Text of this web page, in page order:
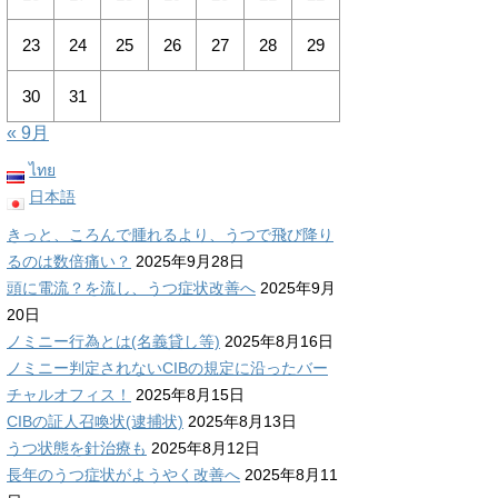
23 24 25 26 27 28 29
30
31
« 9月
ไทย
日本語
きっと、ころんで腫れるより、うつで飛び降り
るのは数倍痛い？ 2025年9月28日
頭に電流？を流し、うつ症状改善へ 2025年9月
20日
ノミニー行為とは(名義貸し等) 2025年8月16日
ノミニー判定されないCIBの規定に沿ったバー
チャルオフィス！
2025年8月15日
CIBの証人召喚状(逮捕状) 2025年8月13日
うつ状態を針治療も 2025年8月12日
長年のうつ症状がようやく改善へ 2025年8月11